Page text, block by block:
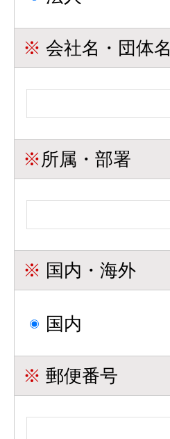
※ 会社名・団体名
※所属・部署
※ 国内・海外
国内
※ 郵便番号